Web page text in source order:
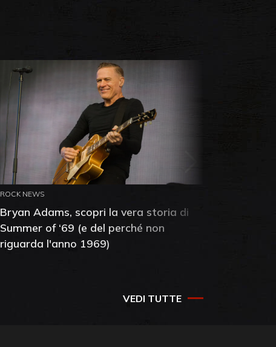
ROCK NEWS
Bryan Adams, scopri la vera storia di
Summer of ‘69 (e del perché non
riguarda l'anno 1969)
VEDI TUTTE